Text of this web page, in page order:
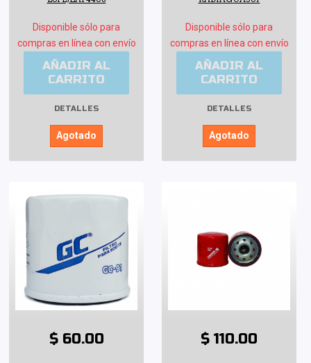
Disponible sólo para
compras en línea con envío
AÑADIR AL
CARRITO
DETALLES
Agotado
Disponible sólo para
compras en línea con envío
AÑADIR AL
CARRITO
DETALLES
Agotado
$ 60.00 $ 110.00